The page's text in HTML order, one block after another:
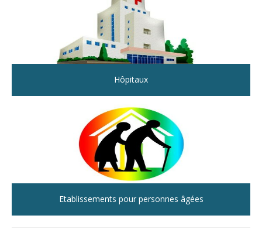
Hôpitaux
Etablissements pour personnes âgées